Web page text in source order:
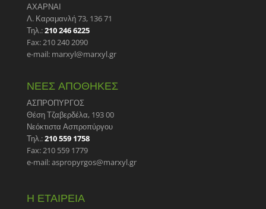
ΑΧΑΡΝΑΙ
Λ. Καραμανλή 73, 136 71
Τηλ.:210 246 6225
Fax: 210 240 2090
e-mail: marxyl@marxyl.gr
ΝΕΕΣ ΑΠΟΘΗΚΕΣ
ΑΣΠΡΟΠΥΡΓΟΣ
Θέση Τζαβερδέλα, 193 00
Νεόκτιστα Ασπροπύργου
Τηλ.:210 559 1758
Fax: 210 559 1779
e-mail: aspropyrgos@marxyl.gr
Η ΕΤΑΙΡΕΙΑ